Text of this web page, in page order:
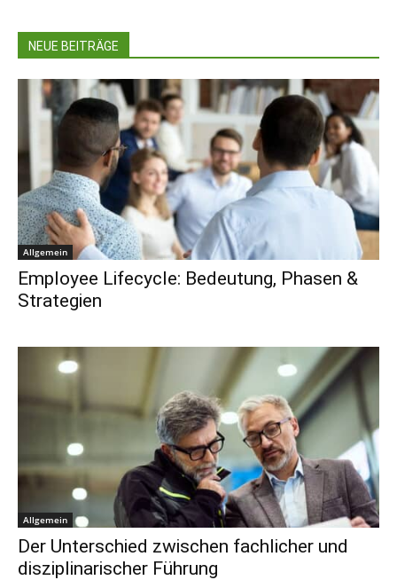
NEUE BEITRÄGE
Allgemein
Employee Lifecycle: Bedeutung, Phasen &
Strategien
Allgemein
Der Unterschied zwischen fachlicher und
disziplinarischer Führung